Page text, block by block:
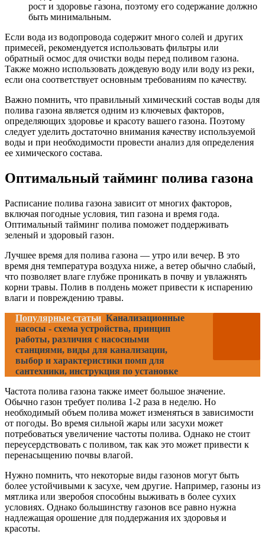
рост и здоровье газона, поэтому его содержание должно
быть минимальным.
Если вода из водопровода содержит много солей и других
примесей, рекомендуется использовать фильтры или
обратный осмос для очистки воды перед поливом газона.
Также можно использовать дождевую воду или воду из реки,
если она соответствует основным требованиям по качеству.
Важно помнить, что правильный химический состав воды для
полива газона является одним из ключевых факторов,
определяющих здоровье и красоту вашего газона. Поэтому
следует уделить достаточно внимания качеству используемой
воды и при необходимости провести анализ для определения
ее химического состава.
Оптимальный тайминг полива газона
Расписание полива газона зависит от многих факторов,
включая погодные условия, тип газона и время года.
Оптимальный тайминг полива поможет поддерживать
зеленый и здоровый газон.
Лучшее время для полива газона — утро или вечер. В это
время дня температура воздуха ниже, а ветер обычно слабый,
что позволяет влаге глубже проникать в почву и увлажнять
корни травы. Полив в полдень может привести к испарению
влаги и повреждению травы.
Популярные статьи Канализационные
насосы - схема устройства, принцип
работы, различия с насосными
станциями, виды для канализации,
выбор и характеристики помп для
сантехники, инструкция по установке
Частота полива газона также имеет большое значение.
Обычно газон требует полива 1-2 раза в неделю. Но
необходимый объем полива может изменяться в зависимости
от погоды. Во время сильной жары или засухи может
потребоваться увеличение частоты полива. Однако не стоит
переусердствовать с поливом, так как это может привести к
перенасыщению почвы влагой.
Нужно помнить, что некоторые виды газонов могут быть
более устойчивыми к засухе, чем другие. Например, газоны из
мятлика или зверобоя способны выживать в более сухих
условиях. Однако большинству газонов все равно нужна
надлежащая орошение для поддержания их здоровья и
красоты.